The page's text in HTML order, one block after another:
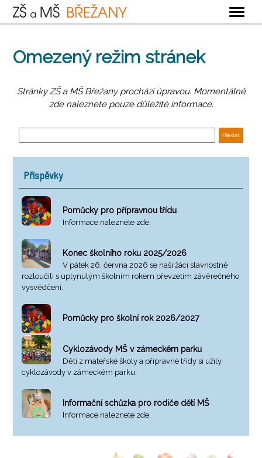
ZÁKLADNÍ ŠKOLA
ŠKOLNÍ DRUŽINA
ŠKOLNÍ JÍDELNA
Omezený režim stránek
Stránky ZŠ a MŠ Břežany prochází úpravou. Momentálně
zde naleznete pouze důležité informace.
Příspěvky
Pomůcky pro přípravnou třídu
Informace naleznete zde.
Konec školního roku 2025/2026
V pátek 26. června 2026 se naši žáci slavnostně
rozloučili s uplynulým školním rokem převzetím závěrečného
vysvědčení.
Pomůcky pro školní rok 2026/2027
Cyklozávody MŠ v zámeckém parku
Děti z mateřské školy a přípravné třídy si užily
cyklozávody v zámeckém parku.
Informační schůzka pro rodiče dětí MŠ
Informace naleznete zde.